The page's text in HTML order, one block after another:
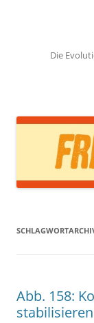
Die
Abb. 158: